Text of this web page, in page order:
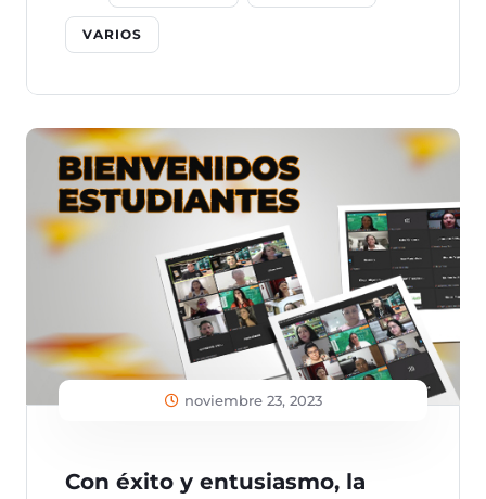
VARIOS
noviembre 23, 2023
Con éxito y entusiasmo, la